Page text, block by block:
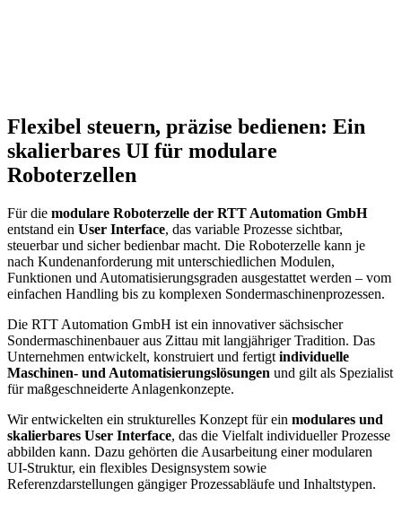
Flexibel steuern, präzise bedienen: Ein
skalierbares UI für modulare
Roboterzellen
Für die modulare Roboterzelle der RTT Automation GmbH
entstand ein User Interface, das variable Prozesse sichtbar,
steuerbar und sicher bedienbar macht. Die Roboterzelle kann je
nach Kundenanforderung mit unterschiedlichen Modulen,
Funktionen und Automatisierungsgraden ausgestattet werden – vom
einfachen Handling bis zu komplexen Sondermaschinenprozessen.
Die RTT Automation GmbH ist ein innovativer sächsischer
Sondermaschinenbauer aus Zittau mit langjähriger Tradition. Das
Unternehmen entwickelt, konstruiert und fertigt individuelle
Maschinen- und Automatisierungslösungen und gilt als Spezialist
für maßgeschneiderte Anlagenkonzepte.
Wir entwickelten ein strukturelles Konzept für ein modulares und
skalierbares User Interface, das die Vielfalt individueller Prozesse
abbilden kann. Dazu gehörten die Ausarbeitung einer modularen
UI-Struktur, ein flexibles Designsystem sowie
Referenzdarstellungen gängiger Prozessabläufe und Inhaltstypen.